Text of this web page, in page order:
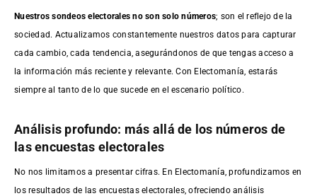
Nuestros sondeos electorales no son solo números; son el reflejo de la
sociedad. Actualizamos constantemente nuestros datos para capturar
cada cambio, cada tendencia, asegurándonos de que tengas acceso a
la información más reciente y relevante. Con Electomanía, estarás
siempre al tanto de lo que sucede en el escenario político.
Análisis profundo: más allá de los números de
las encuestas electorales
No nos limitamos a presentar cifras. En Electomanía, profundizamos en
los resultados de las encuestas electorales, ofreciendo análisis